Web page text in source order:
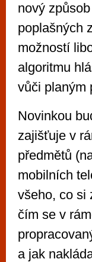
nový
poplašných
možností
algoritmu
vůči planým
Novinkou
zajišťuje v
předmětů
mobilních
všeho, co si
čím se v
a jak